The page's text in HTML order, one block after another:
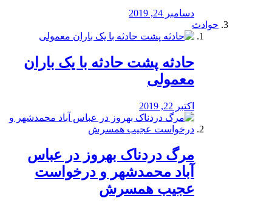
دسامبر 24, 2019
حوادث
️حادثه پشت حادثه با یک باران
معمولی
اکتبر 22, 2019
مرگ دردناک بهروز در عباس
آباد محمدشهر و درخواست
عجیب همسرش